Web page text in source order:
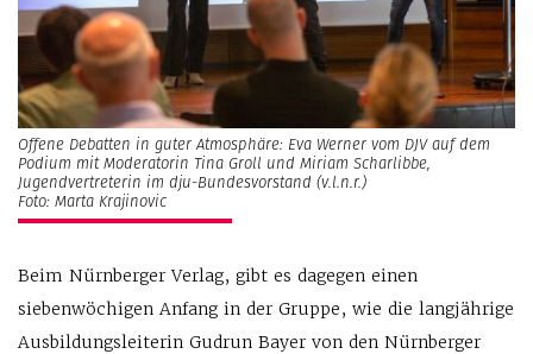
Offene Debatten in guter Atmosphäre: Eva Werner vom DJV auf dem
Podium mit Moderatorin Tina Groll und Miriam Scharlibbe,
Jugendvertreterin im dju-Bundesvorstand (v.l.n.r.)
Foto: Marta Krajinovic
Beim Nürnberger Verlag, gibt es dagegen einen
siebenwöchigen Anfang in der Gruppe, wie die langjährige
Ausbildungsleiterin Gudrun Bayer von den Nürnberger